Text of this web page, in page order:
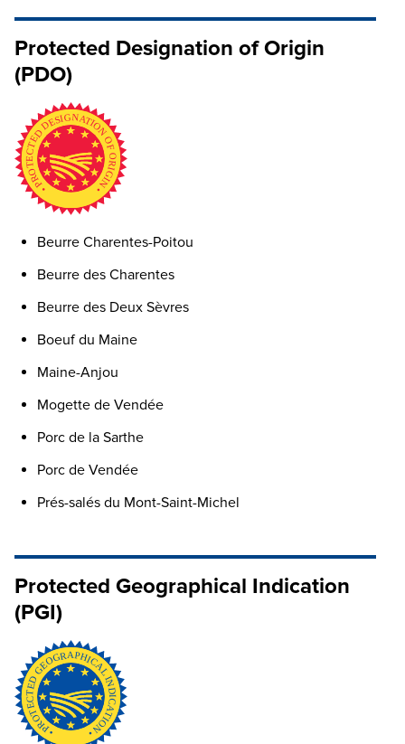
Protected Designation of Origin
(PDO)
Beurre Charentes-Poitou
Beurre des Charentes
Beurre des Deux Sèvres
Boeuf du Maine
Maine-Anjou
Mogette de Vendée
Porc de la Sarthe
Porc de Vendée
Prés-salés du Mont-Saint-Michel
Protected Geographical Indication
(PGI)